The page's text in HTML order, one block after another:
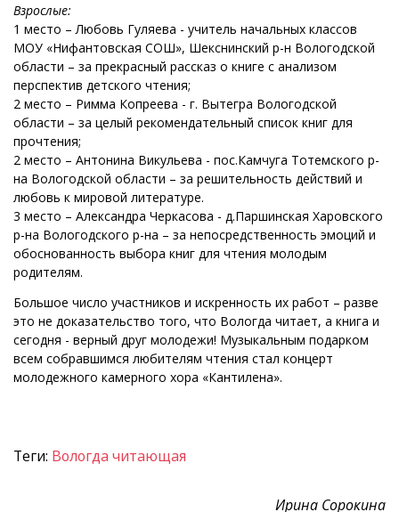
Взрослые:
1 место – Любовь Гуляева - учитель начальных классов
МОУ «Нифантовская СОШ», Шекснинский р-н Вологодской
области – за прекрасный рассказ о книге с анализом
перспектив детского чтения;
2 место – Римма Копреева - г. Вытегра Вологодской
области – за целый рекомендательный список книг для
прочтения;
2 место – Антонина Викульева - пос.Камчуга Тотемского р-
на Вологодской области – за решительность действий и
любовь к мировой литературе.
3 место – Александра Черкасова - д.Паршинская Харовского
р-на Вологодского р-на – за непосредственность эмоций и
обоснованность выбора книг для чтения молодым
родителям.
Большое число участников и искренность их работ – разве
это не доказательство того, что Вологда читает, а книга и
сегодня - верный друг молодежи! Музыкальным подарком
всем собравшимся любителям чтения стал концерт
молодежного камерного хора «Кантилена».
Теги: Вологда читающая
Ирина Сорокина